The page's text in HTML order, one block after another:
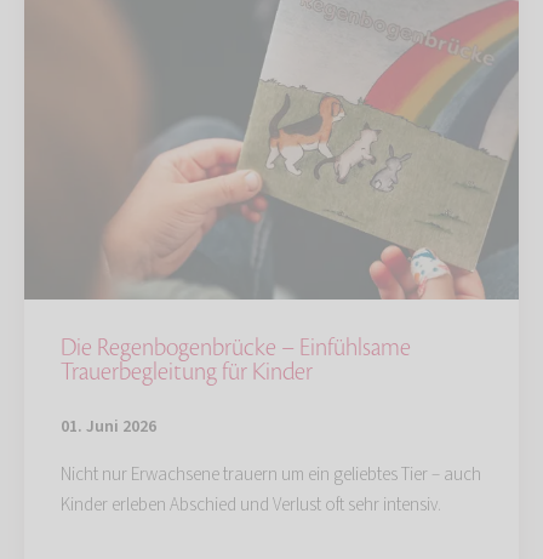
Die Regenbogenbrücke – Einfühlsame
Trauerbegleitung für Kinder
01. Juni 2026
Nicht nur Erwachsene trauern um ein geliebtes Tier – auch
Kinder erleben Abschied und Verlust oft sehr intensiv.